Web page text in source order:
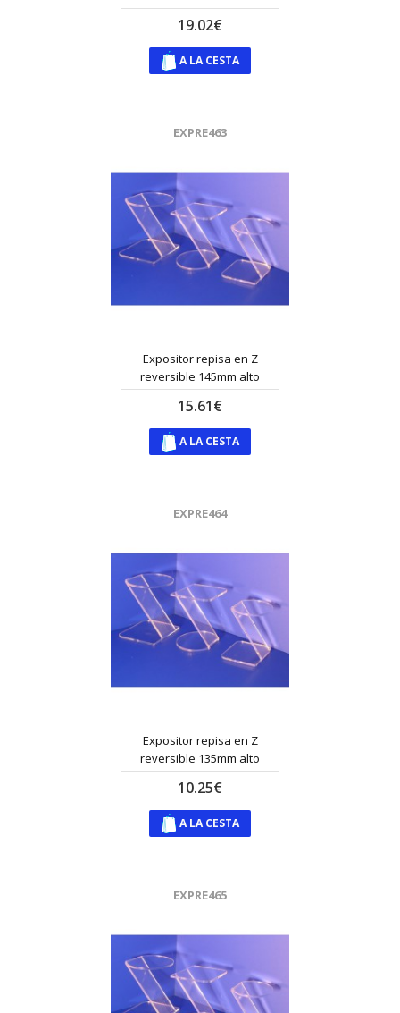
19.02€
A LA CESTA
EXPRE463
Expositor repisa en Z
reversible 145mm alto
15.61€
A LA CESTA
EXPRE464
Expositor repisa en Z
reversible 135mm alto
10.25€
A LA CESTA
EXPRE465